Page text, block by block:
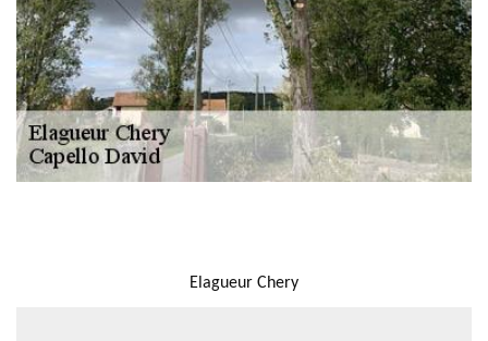
Elagueur Chery